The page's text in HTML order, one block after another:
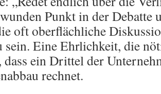
Punkt in der Debatte
oft oberflächliche
sein. Eine Ehrlichkeit, die
dass ein Drittel der
rechnet.